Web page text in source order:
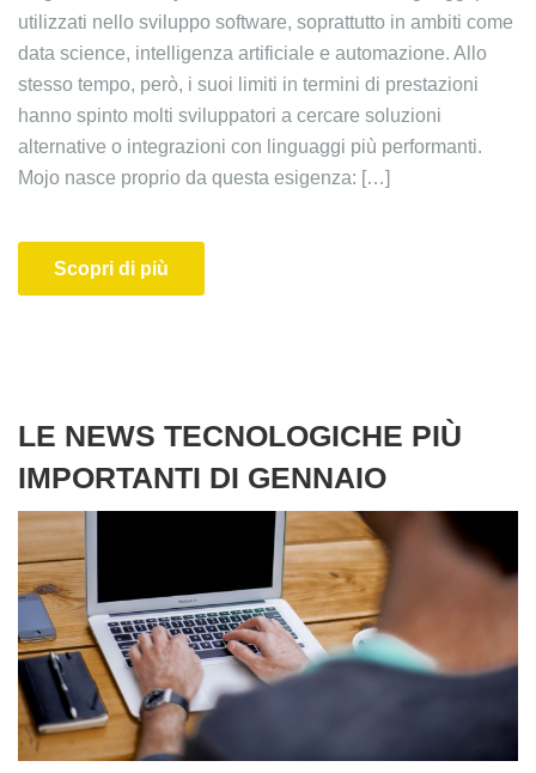
utilizzati nello sviluppo software, soprattutto in ambiti come
data science, intelligenza artificiale e automazione. Allo
stesso tempo, però, i suoi limiti in termini di prestazioni
hanno spinto molti sviluppatori a cercare soluzioni
alternative o integrazioni con linguaggi più performanti.
Mojo nasce proprio da questa esigenza: […]
Scopri di più
LE NEWS TECNOLOGICHE PIÙ
IMPORTANTI DI GENNAIO